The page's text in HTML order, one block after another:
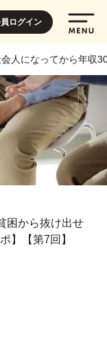
ログイン
人になってから年収
困から抜け出せ
】【第7回】